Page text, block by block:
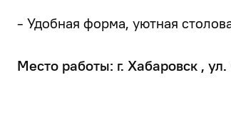
- Удобная форма, уютная
Место работы: г. Хабаровск ,